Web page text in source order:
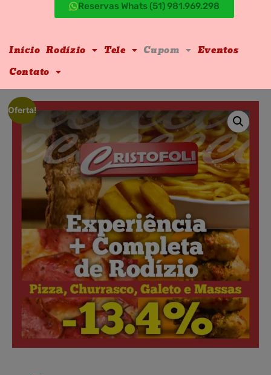
Reservas Whats (51) 981.969.298
Início Rodízio Tele Cupom
Eventos
Contato
Oferta!